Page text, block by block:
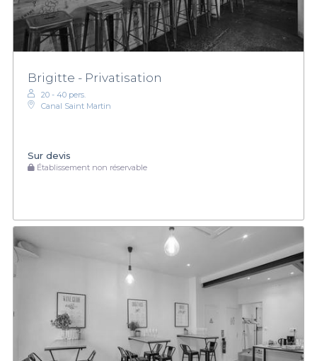
Brigitte - Privatisation
20 - 40 pers.
Canal Saint Martin
Sur devis
Établissement non réservable